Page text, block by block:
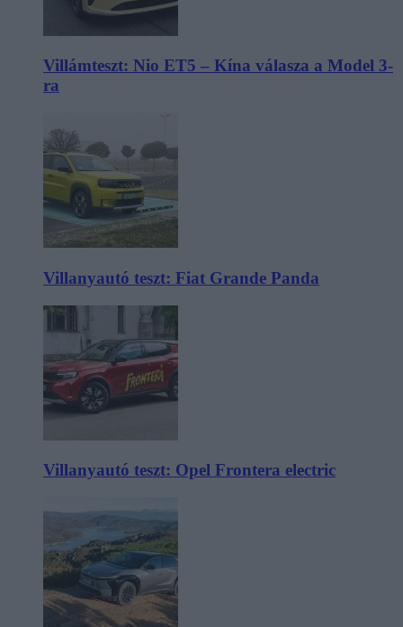
Villámteszt: Nio ET5 – Kína válasza a Model 3-
ra
Villanyautó teszt: Fiat Grande Panda
Villanyautó teszt: Opel Frontera electric